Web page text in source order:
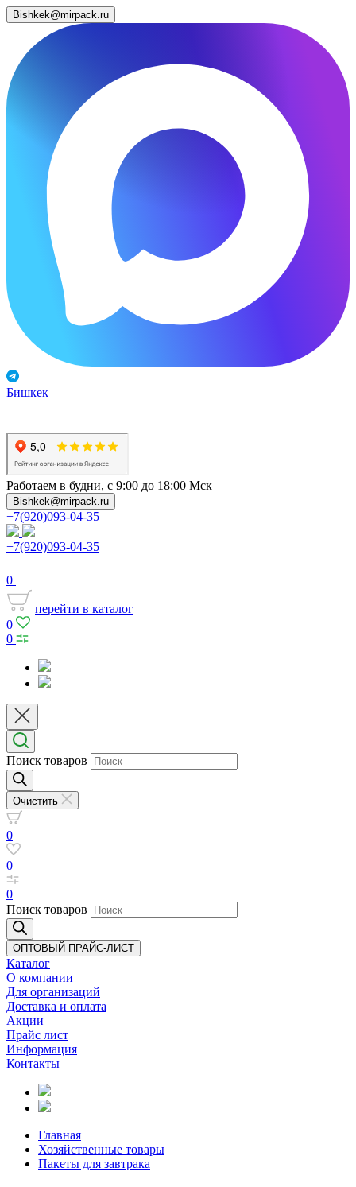
Bishkek@mirpack.ru
Бишкек
Работаем в будни, с 9:00 до 18:00 Мск
Bishkek@mirpack.ru
+7(920)093-04-35
+7(920)093-04-35
0
перейти в каталог
0
0
Поиск товаров
Очистить
0
0
0
Поиск товаров
ОПТОВЫЙ ПРАЙС-ЛИСТ
Каталог
О компании
Для организаций
Доставка и оплата
Акции
Прайс лист
Информация
Контакты
Главная
Хозяйственные товары
Пакеты для завтрака